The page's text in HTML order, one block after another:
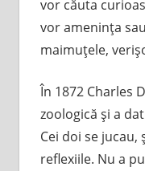
vor căuta
vor ameninţa
maimuţele,
În 1872 Charles
zoologică şi a
Cei doi se
reflexiile. Nu a